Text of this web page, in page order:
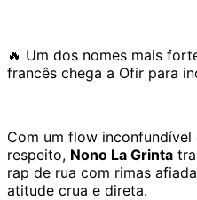
🔥 Um dos nomes mais
francês chega a Ofir para
Com um flow inconfundível
respeito, Nono La Grinta
rap de rua com rimas
atitude crua e direta.